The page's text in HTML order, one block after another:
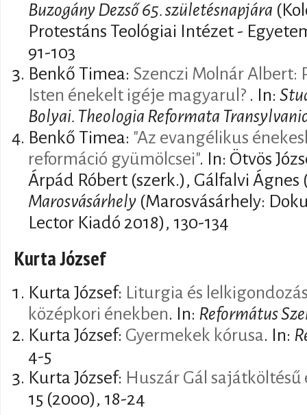
Buzogány Dezső 65. születésnapjára
Protestáns Teológiai Intézet -
91-103
Benkő Timea: Szenczi Molnár Albert:
Isten énekelt igéje magyarul? . In:
Bolyai. Theologia Reformata
Benkő Timea: "Az evangélikus
reformáció gyümölcsei". In: Ötvös
Árpád Róbert (szerk.), Gálfalvi Ágnes
Marosvásárhely (Marosvásárhely:
Lector Kiadó 2018), 130-134
Kurta József
Kurta József: Liturgia és
középkori énekben. In: Református
Kurta József: Gyermekek kórusa. In:
4-5
Kurta József: Huszár Gál sajátköltésű
15 (2000), 18-24